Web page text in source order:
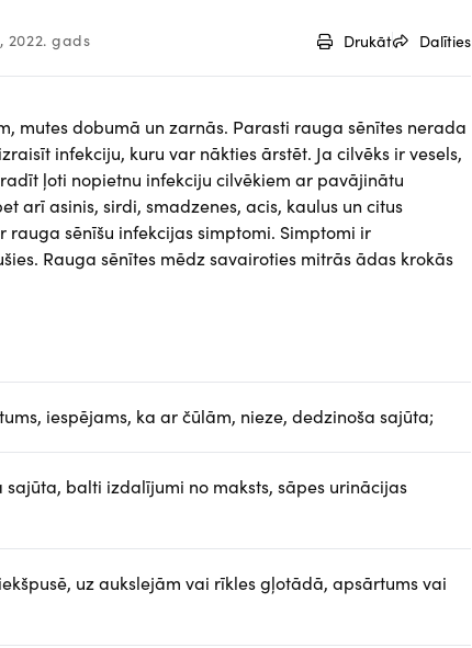
2022. gads Drukāt Dalīties
mutes dobumā un zarnās. Parasti rauga sēnītes nerada
infekciju, kuru var nākties ārstēt. Ja cilvēks ir vesels,
ļoti nopietnu infekciju cilvēkiem ar pavājinātu
arī asinis, sirdi, smadzenes, acis, kaulus un citus
sēnīšu infekcijas simptomi. Simptomi ir
Rauga sēnītes mēdz savairoties mitrās ādas krokās
iespējams, ka ar čūlām, nieze, dedzinoša sajūta;
balti izdalījumi no maksts, sāpes urinācijas
uz aukslejām vai rīkles gļotādā, apsārtums vai